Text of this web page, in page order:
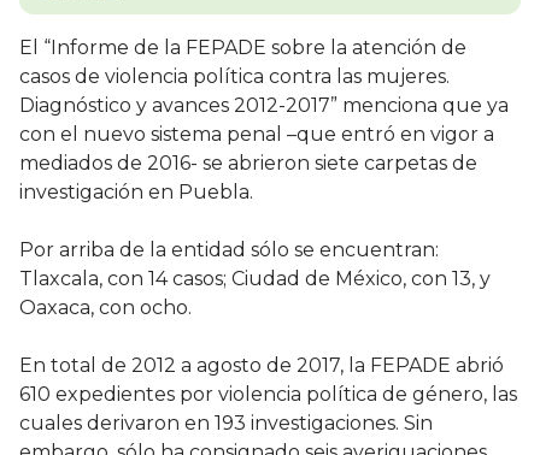
El “Informe de la FEPADE sobre la atención de
casos de violencia política contra las mujeres.
Diagnóstico y avances 2012-2017” menciona que ya
con el nuevo sistema penal –que entró en vigor a
mediados de 2016- se abrieron siete carpetas de
investigación en Puebla.
Por arriba de la entidad sólo se encuentran:
Tlaxcala, con 14 casos; Ciudad de México, con 13, y
Oaxaca, con ocho.
En total de 2012 a agosto de 2017, la FEPADE abrió
610 expedientes por violencia política de género, las
cuales derivaron en 193 investigaciones. Sin